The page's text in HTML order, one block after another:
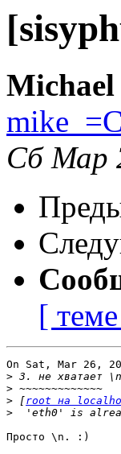
Сб Мар
[
On Sat, Mar 26,
>
>
> [root на
>
'eth0' is
Просто \n. :)